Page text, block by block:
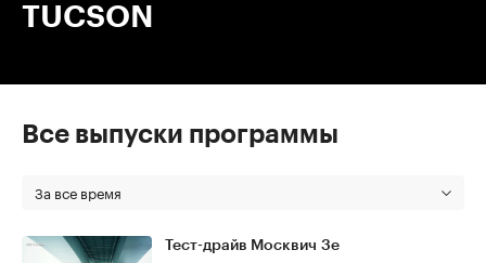
TUCSON
Все выпуски программы
За все время
Тест-драйв Москвич 3е